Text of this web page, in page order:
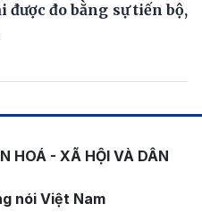
đo bằng sự tiến bộ,
HOÁ - XÃ HỘI VÀ DÂN
nói Việt Nam